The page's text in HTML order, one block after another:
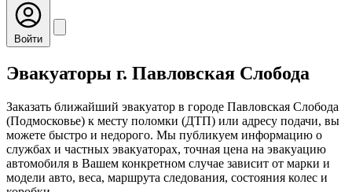
Войти
Эвакуаторы г. Павловская Слобода
Заказать ближайший эвакуатор в городе Павловская Слобода
(Подмосковье) к месту поломки (ДТП) или адресу подачи, вы
можете быстро и недорого. Мы публикуем информацию о
службах и частных эвакуаторах, точная цена на эвакуацию
автомобиля в Вашем конкретном случае зависит от марки и
модели авто, веса, маршрута следования, состояния колес и